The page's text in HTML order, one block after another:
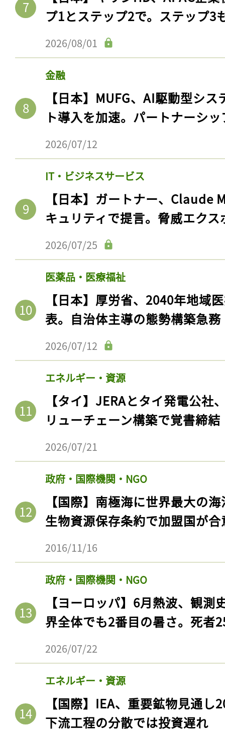
プ1とステップ2で。ステップ3
2026/08/01
金融
【日本】MUFG、AI駆動型シ
ト導入を加速。パートナーシ
2026/07/12
IT・ビジネスサービス
【日本】ガートナー、Claude
キュリティで提言。脅威エク
2026/07/25
医薬品・医療福祉
【日本】厚労省、2040年地域
表。自治体主導の態勢構築急務
2026/07/12
エネルギー・資源
【タイ】JERAとタイ発電公社
リューチェーン構築で覚書締結
2026/07/21
政府・国際機関・NGO
【国際】南極海に世界最大の
生物資源保存条約で加盟国が合
2016/11/16
政府・国際機関・NGO
【ヨーロッパ】6月熱波、観
界全体でも2番目の暑さ。死者
2026/07/22
エネルギー・資源
【国際】IEA、重要鉱物見通
下流工程の分散では投資遅れ
記事をお気に入りに
ログインが必